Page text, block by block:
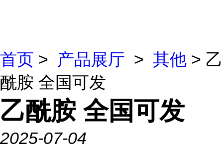
首页 > 产品展厅 > 其他 > 乙
酰胺 全国可发
乙酰胺 全国可发
2025-07-04